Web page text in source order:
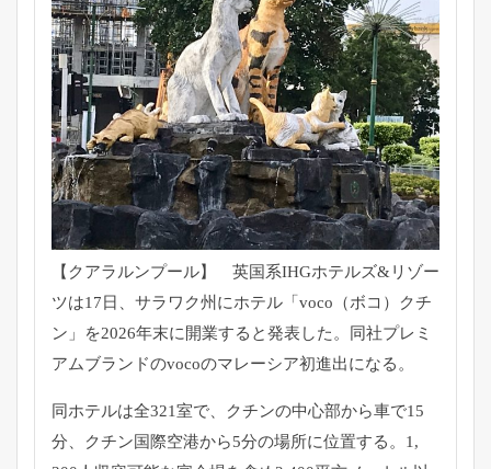
【クアラルンプール】 英国系IHGホテルズ&リゾー
ツは17日、サラワク州にホテル「 voco（ボコ）クチ
ン」を2026年末に開業すると発表した。
同社プレミ
アムブランドのvocoのマレーシア初進出になる。
同ホテルは全321室で、クチンの中心部から車で15
分、
クチン国際空港から5分の場所に位置する。1,